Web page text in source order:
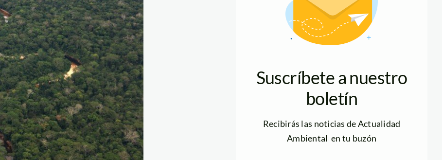
Suscríbete a nuestro
boletín
Recibirás las noticias de Actualidad
Ambiental en tu buzón